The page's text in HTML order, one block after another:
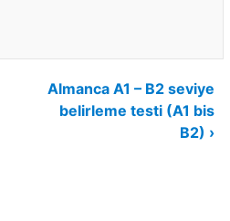
Almanca A1 – B2 seviye
belirleme testi (A1 bis
B2) ›